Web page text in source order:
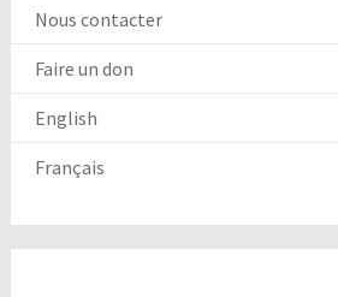
Nous contacter
Faire un don
English
Français